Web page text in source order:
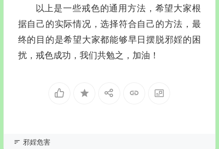
以上是一些戒色的通用方法，希望大家根
据自己的实际情况，选择符合自己的方法，最
终的目的是希望大家都能够早日摆脱邪婬的困
扰，戒色成功，我们共勉之，加油！
邪婬危害